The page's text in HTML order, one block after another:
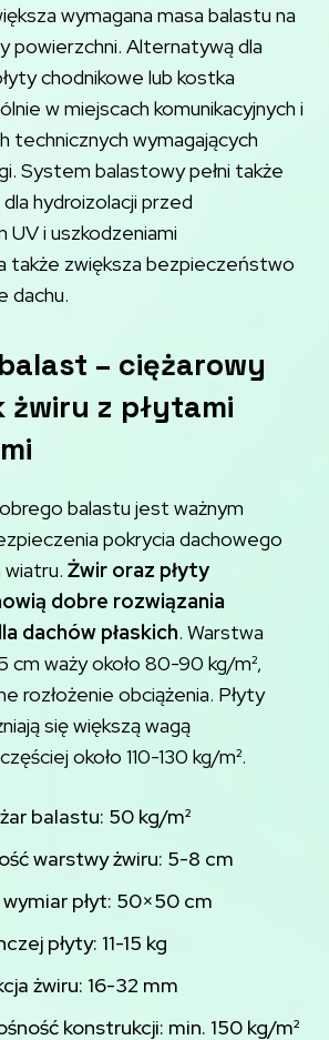
wymagana masa balastu na
powierzchni. Alternatywą dla
chodnikowe lub kostka
w miejscach komunikacyjnych i
technicznych wymagających
System balastowy pełni także
hydroizolacji przed
UV i uszkodzeniami
także zwiększa bezpieczeństwo
dachu.
– ciężarowy
żwiru z płytami
balastu jest ważnym
pokrycia dachowego
wiatru. Żwir oraz płyty
dobre rozwiązania
dachów płaskich. Warstwa
cm waży około 80-90 kg/m²,
rozłożenie obciążenia. Płyty
się większą wagą
około 110-130 kg/m².
balastu: 50 kg/m²
warstwy żwiru: 5-8 cm
płyt: 50×50 cm
płyty: 11-15 kg
żwiru: 16-32 mm
konstrukcji: min. 150 kg/m²